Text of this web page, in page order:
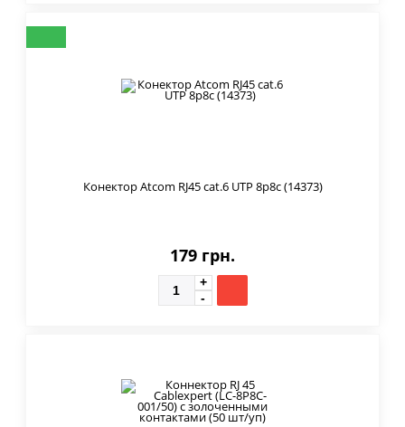
Конектор Atcom RJ45 cat.6 UTP 8p8c (14373)
179 грн.